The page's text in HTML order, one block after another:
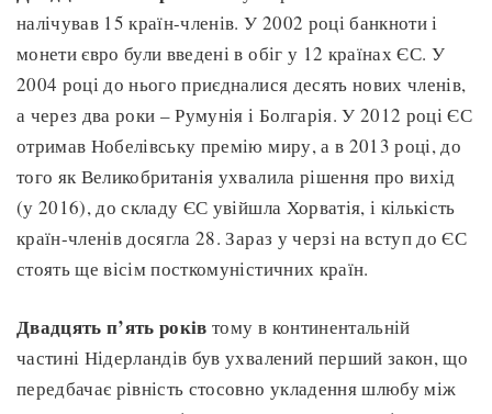
налічував 15 країн-членів. У 2002 році банкноти і
монети євро були введені в обіг у 12 країнах ЄС. У
2004 році до нього приєдналися десять нових членів,
а через два роки – Румунія і Болгарія. У 2012 році ЄС
отримав Нобелівську премію миру, а в 2013 році, до
того як Великобританія ухвалила рішення про вихід
(у 2016), до складу ЄС увійшла Хорватія, і кількість
країн-членів досягла 28. Зараз у черзі на вступ до ЄС
стоять ще вісім посткомуністичних країн.
Двадцять п’ять років тому в континентальній
частині Нідерландів був ухвалений перший закон, що
передбачає рівність стосовно укладення шлюбу між